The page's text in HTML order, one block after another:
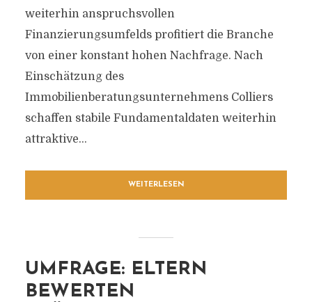
weiterhin anspruchsvollen
Finanzierungsumfelds profitiert die Branche
von einer konstant hohen Nachfrage. Nach
Einschätzung des
Immobilienberatungsunternehmens Colliers
schaffen stabile Fundamentaldaten weiterhin
attraktive...
WEITERLESEN
UMFRAGE: ELTERN
BEWERTEN